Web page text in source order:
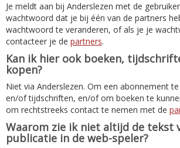
Je meldt aan bij Anderslezen met de
wachtwoord dat je bij één van de partners
wachtwoord te veranderen, of als je je
contacteer je de partners.
Kan ik hier ook boeken,
kopen?
Niet via Anderslezen. Om een abonnement
en/of tijdschriften, en/of om boeken te
om rechtstreeks contact te nemen met de
Waarom zie ik niet altijd de tekst
publicatie in de web-speler?